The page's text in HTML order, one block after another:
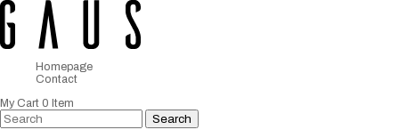
Homepage
Contact
My Cart 0 Item